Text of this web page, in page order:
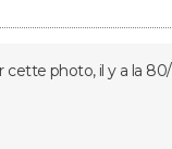
cette photo, il y a la